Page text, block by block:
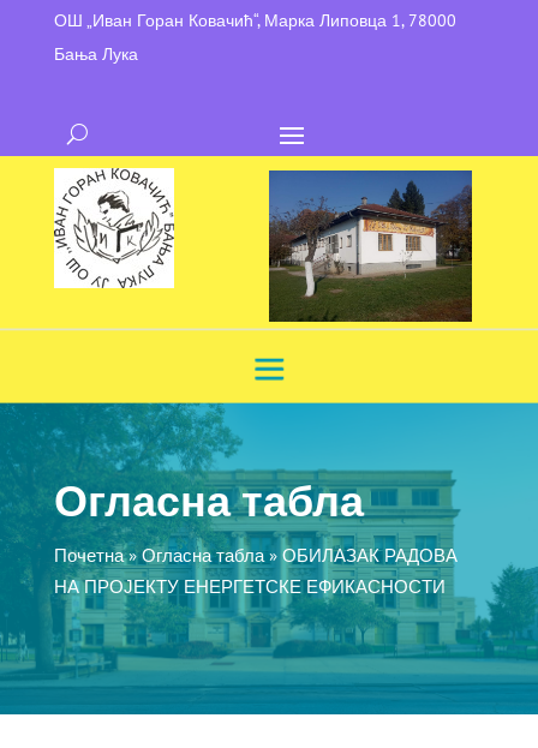
ОШ „Иван Горан Ковачић“, Марка Липовца 1, 78000
Бања Лука
Огласна табла
Почетна»Огласна табла» ОБИЛАЗАК РАДОВА
НА ПРОЈЕКТУ ЕНЕРГЕТСКЕ ЕФИКАСНОСТИ